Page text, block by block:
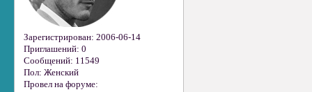
Зарегистрирован: 2006-06-14
Приглашений: 0
Сообщений: 11549
Пол: Женский
Провел на форуме: